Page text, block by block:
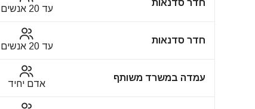
חדר סדנאות
עד 20 אנשים
חדר סדנאות
עד 20 אנשים
עמדה במשרד משותף
אדם יחיד